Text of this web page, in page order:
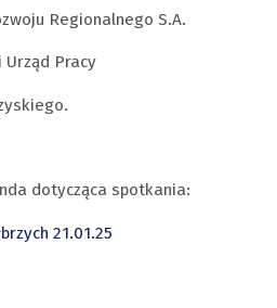
Regionalnego S.A.
Urząd Pracy
dotycząca spotkania:
21.01.25